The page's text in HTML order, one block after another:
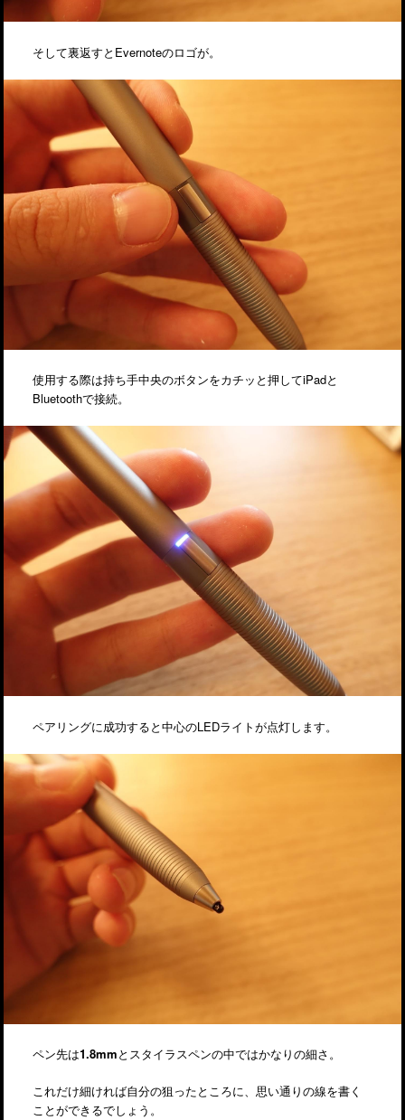
そして裏返すとEvernoteのロゴが。
使用する際は持ち手中央のボタンをカチッと押してiPadと
Bluetoothで接続。
ペアリングに成功すると中心のLEDライトが点灯します。
ペン先は1.8mmとスタイラスペンの中ではかなりの細さ。
これだけ細ければ自分の狙ったところに、思い通りの線を書く
ことができるでしょう。